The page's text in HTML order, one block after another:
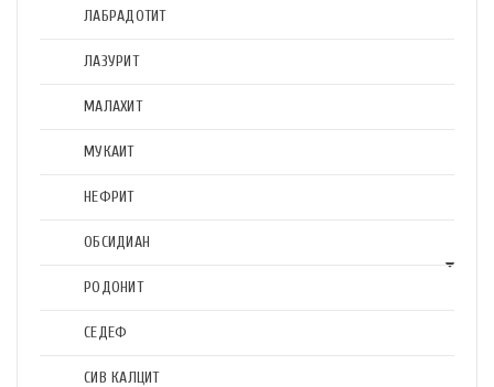
ЛАБРАДОТИТ
ЛАЗУРИТ
МАЛАХИТ
МУКАИТ
НЕФРИТ
ОБСИДИАН
РОДОНИТ
СЕДЕФ
СИВ КАЛЦИТ